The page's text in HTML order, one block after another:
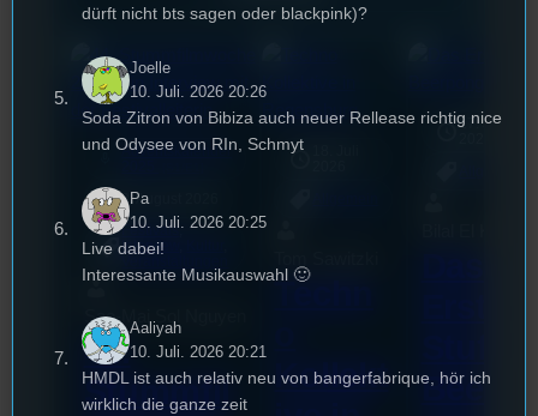
Adventskalender
3. August 2026
Festivals ,
Interview
Sao-Mai Sol Nguyen
44.
Stummfil
Techn
Kollekt
17. Juli
Beerpo
dürft nicht bts sagen oder blackpink)?
Joelle
10. Juli. 2026 20:26
Soda Zitron von Bibiza auch neuer Rellease richtig nice
und Odysee von RIn, Schmyt
Pa
10. Juli. 2026 20:25
Live dabei!
Interessante Musikauswahl 🙂
Aaliyah
10. Juli. 2026 20:21
HMDL ist auch relativ neu von bangerfabrique, hör ich
wirklich die ganze zeit